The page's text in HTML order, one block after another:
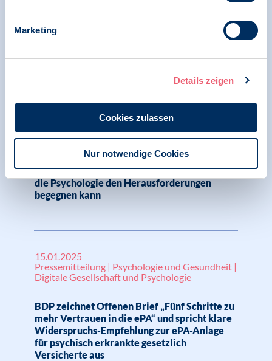
Marketing
Details zeigen
Cookies zulassen
Nur notwendige Cookies
BDP begrüßt Planungen der Bundesregierung
zur Ergreifung wichtiger Maßnahmen zum
Patientenakte
Pressemitteilung | Digitale Gesellschaft und
Psychologie | BDP im Gespräch
Fake News bedrohen die Demokratie – wie
die Psychologie den Herausforderungen
begegnen kann
15.01.2025
Pressemitteilung | Psychologie und Gesundheit |
Digitale Gesellschaft und Psychologie
BDP zeichnet Offenen Brief „Fünf Schritte zu
mehr Vertrauen in die ePA“ und spricht klare
Widerspruchs-Empfehlung zur ePA-Anlage
für psychisch erkrankte gesetzlich
Versicherte aus